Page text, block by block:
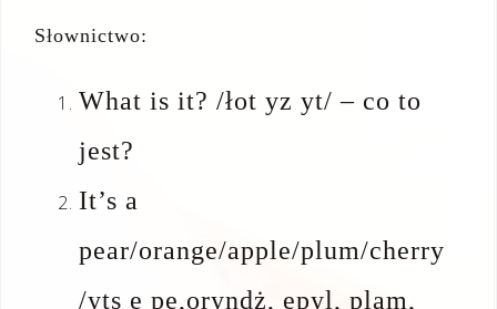
Słownictwo:
What is it? /łot yz yt/ – co to
jest?
It’s a
pear/orange/apple/plum/cherry
/yts e pe,oryndż, epyl, plam,